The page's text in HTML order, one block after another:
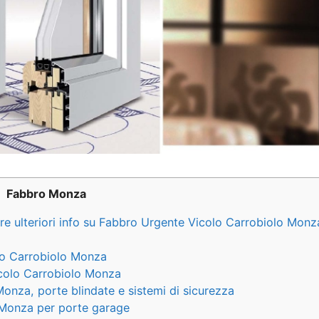
Fabbro Monza
ulteriori info su Fabbro Urgente Vicolo Carrobiolo
Carrobiolo Monza
Carrobiolo Monza
porte blindate e sistemi di sicurezza
per porte garage